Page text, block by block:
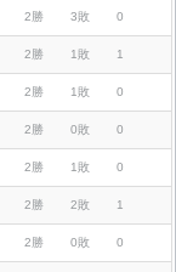
2勝 3敗 0
2勝 1敗 1
2勝 1敗 0
2勝 0敗 0
2勝 1敗 0
2勝 2敗 1
2勝 0敗 0